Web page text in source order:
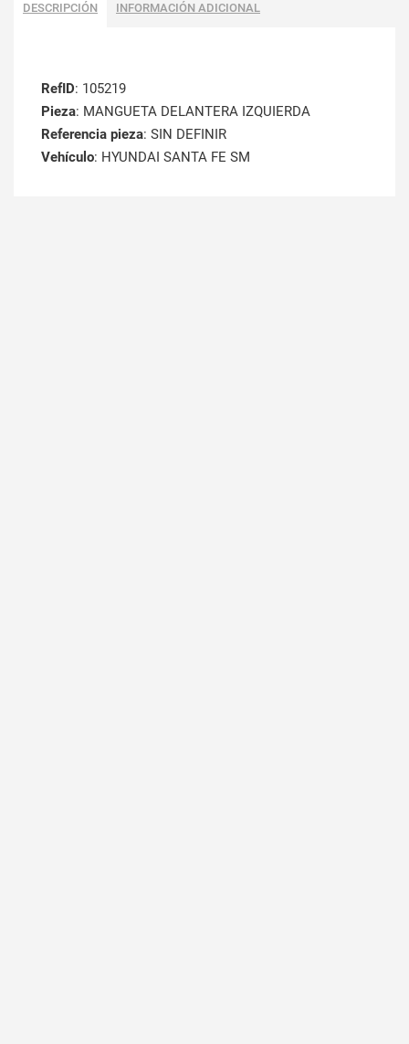
DESCRIPCIÓN INFORMACIÓN ADICIONAL
RefID: 105219
Pieza: MANGUETA DELANTERA IZQUIERDA
Referencia pieza: SIN DEFINIR
Vehículo: HYUNDAI SANTA FE SM